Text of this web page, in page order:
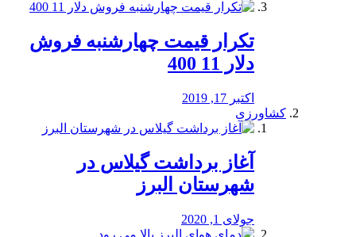
تکرار قیمت چهارشنبه فروش
دلار 11 400
اکتبر 17, 2019
کشاورزی
آغاز برداشت گیلاس در
شهرستان البرز
جولای 1, 2020